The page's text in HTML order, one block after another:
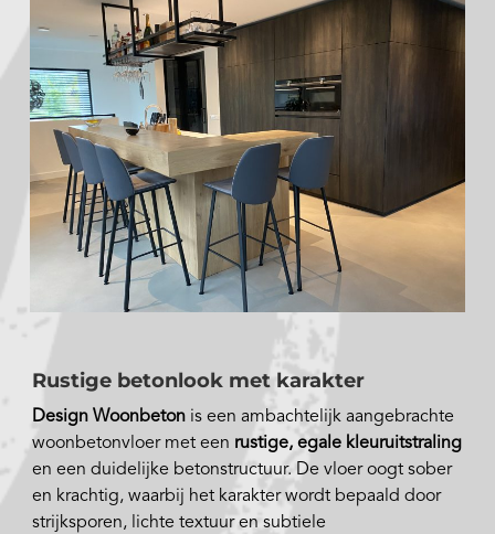
Rustige betonlook met karakter
Design Woonbeton is een ambachtelijk aangebrachte
woonbetonvloer met een rustige, egale kleuruitstraling
en een duidelijke betonstructuur. De vloer oogt sober
en krachtig, waarbij het karakter wordt bepaald door
strijksporen, lichte textuur en subtiele